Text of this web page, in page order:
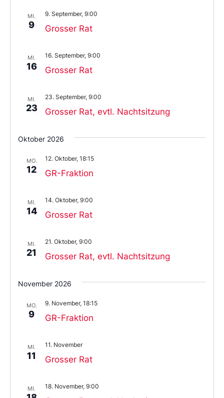
MI.
9 Grosser Rat
9. September, 9:00
MI.
16 Grosser Rat
16. September, 9:00
MI.
23 Grosser Rat, evtl. Nachtsitzung
23. September, 9:00
Oktober 2026
MO.
12 GR-Fraktion
12. Oktober, 18:15
MI.
14 Grosser Rat
14. Oktober, 9:00
MI.
21 Grosser Rat, evtl. Nachtsitzung
21. Oktober, 9:00
November 2026
MO.
9 GR-Fraktion
9. November, 18:15
MI.
11 Grosser Rat
11. November
MI. 18. November, 9:00